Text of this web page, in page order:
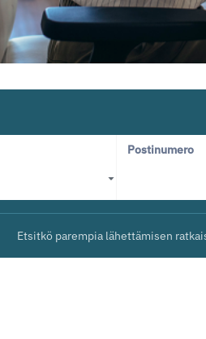
Postinumero
Etsitkö parempia lähettämisen